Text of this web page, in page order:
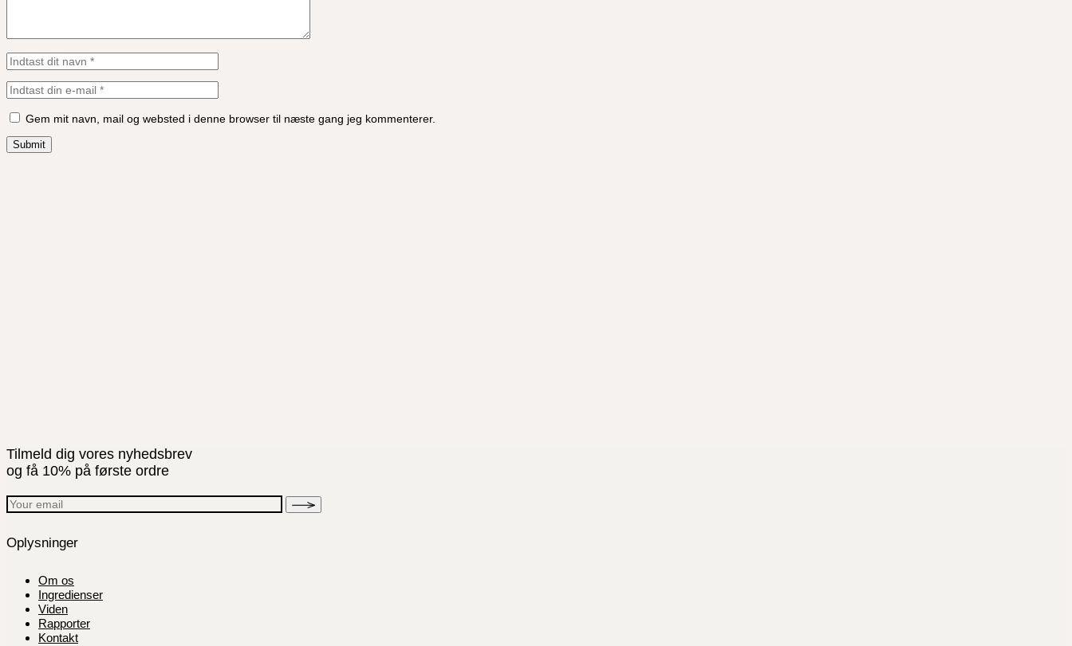
Gem mit navn, mail og websted i denne browser til næste gang jeg kommenterer.
Submit
Tilmeld dig vores nyhedsbrev
og få 10% på første ordre
Oplysninger
Om os
Ingredienser
Viden
Rapporter
Kontakt